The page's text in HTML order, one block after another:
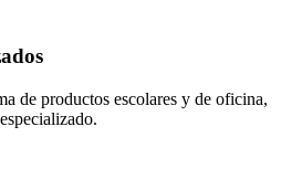
de productos escolares y de oficina,